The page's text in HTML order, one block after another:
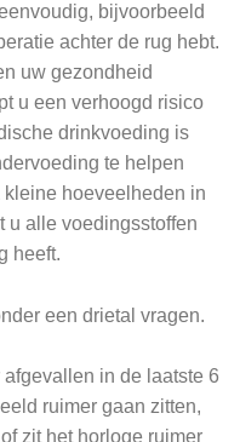
bijvoorbeeld
achter de rug hebt.
uw gezondheid
u een verhoogd risico
drinkvoeding is
te helpen
hoeveelheden in
u alle voedingsstoffen
heeft.
een drietal vragen.
in de laatste 6
ruimer gaan zitten,
zit het horloge ruimer